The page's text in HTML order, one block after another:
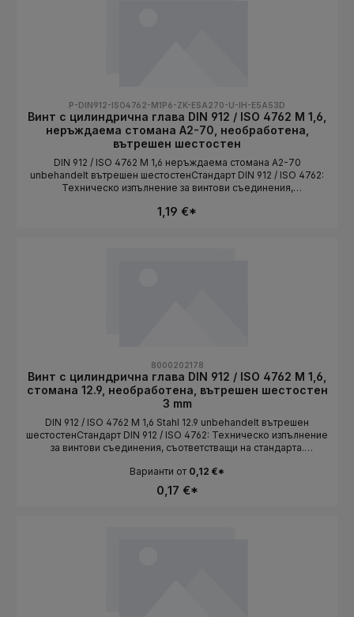
P-DIN912-ISO4762-M1P6-ZK-ESA270-U-IH-E5A53D
Винт с цилиндрична глава DIN 912 / ISO 4762 M 1,6,
неръждаема стомана A2-70, необработена,
вътрешен шестостен
DIN 912 / ISO 4762 M 1,6 неръждаема стомана A2-70
unbehandelt вътрешен шестостенСтандарт DIN 912 / ISO 4762:
Техническо изпълнение за винтови съединения,
вариант.СтандартDIN 912 / ISO 4762Конструктивна
1,19 €*
8000202178
Винт с цилиндрична глава DIN 912 / ISO 4762 M 1,6,
стомана 12.9, необработена, вътрешен шестостен
3 mm
DIN 912 / ISO 4762 M 1,6 Stahl 12.9 unbehandelt вътрешен
шестостенСтандарт DIN 912 / ISO 4762: Техническо изпълнение
за винтови съединения, съответстващи на стандарта.
4762Конструктивна формацилиндрична главаСистема на
резбатаMetrischРазмер на резбатаM 1,6МатериалStahlКлас на
якост12.9ПовърхностunbehandeltЗадвижваневътрешен
Варианти от 0,12 €*
0,17 €*